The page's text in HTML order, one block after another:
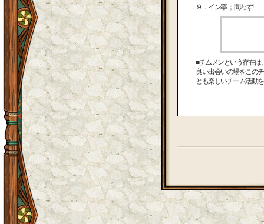
９．イン率 ；問わず!
■チムメンという存在は
良い出会いの場をこの
とも楽しいチーム活動